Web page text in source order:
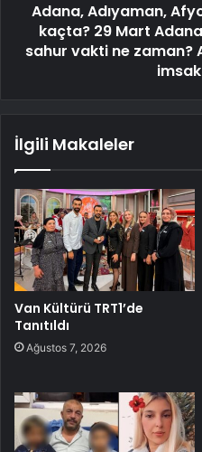
Adana, Adıyaman,
kaçta? 29 Mart
sahur vakti ne zaman?
İlgili Makaleler
Van Kültürü TRT1’de
Tanıtıldı
Ağustos 7, 2026